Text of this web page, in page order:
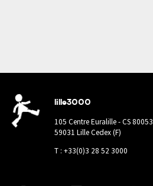
lille3000
105 Centre Euralille - CS 80053
59031 Lille Cedex (F)
T : +33(0)3 28 52 3000